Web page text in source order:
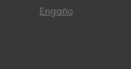
Engaño